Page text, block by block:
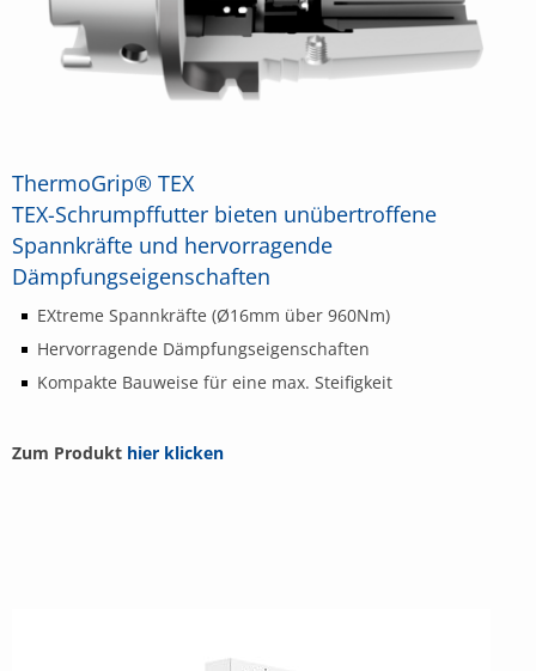
ThermoGrip® TEX
TEX-Schrumpffutter bieten unübertroffene
Spannkräfte und hervorragende
Dämpfungseigenschaften
EXtreme Spannkräfte (Ø16mm über 960Nm)
Hervorragende Dämpfungseigenschaften
Kompakte Bauweise für eine max. Steifigkeit
Zum Produkt hier klicken